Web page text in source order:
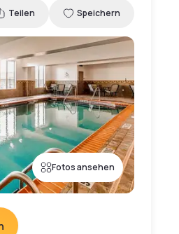
Teilen Speichern
Fotos ansehen